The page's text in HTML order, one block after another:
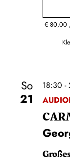
€80,00
So
21
18:30 -